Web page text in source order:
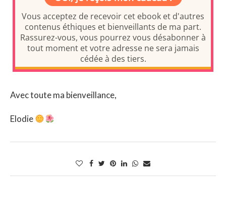
Avec toute ma bienveillance,
Elodie